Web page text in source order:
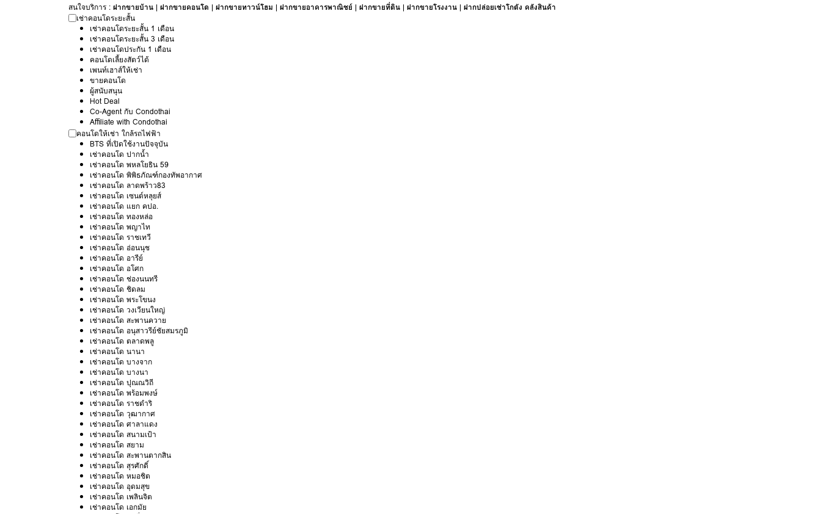
สนใจบริการ : ฝากขายบ้าน | ฝากขายคอนโด | ฝากขายทาวน์โฮม | ฝากขายอาคารพาณิชย์ | ฝากขายที่ดิน | ฝากขายโรงงาน | ฝากปล่อยเช่าโกดัง คลังสินค้า
เช่าคอนโดระยะสั้น
เช่าคอนโดระยะสั้น 1 เดือน
เช่าคอนโดระยะสั้น 3 เดือน
เช่าคอนโดประกัน 1 เดือน
คอนโดเลี้ยงสัตว์ได้
เพนท์เฮาส์ให้เช่า
ขายคอนโด
ผู้สนับสนุน
Hot Deal
Co-Agent กับ Condothai
Affiliate with Condothai
คอนโดให้เช่า ใกล้รถไฟฟ้า
BTS ที่เปิดใช้งานปัจจุบัน
เช่าคอนโด ปากน้ำ
เช่าคอนโด พหลโยธิน 59
เช่าคอนโด พิพิธภัณฑ์กองทัพอากาศ
เช่าคอนโด ลาดพร้าว83
เช่าคอนโด เซนต์หลุยส์
เช่าคอนโด แยก คปอ.
เช่าคอนโด ทองหล่อ
เช่าคอนโด พญาไท
เช่าคอนโด ราชเทวี
เช่าคอนโด อ่อนนุช
เช่าคอนโด อารีย์
เช่าคอนโด อโศก
เช่าคอนโด ช่องนนทรี
เช่าคอนโด ชิดลม
เช่าคอนโด พระโขนง
เช่าคอนโด วงเวียนใหญ่
เช่าคอนโด สะพานควาย
เช่าคอนโด อนุสาวรีย์ชัยสมรภูมิ
เช่าคอนโด ตลาดพลู
เช่าคอนโด นานา
เช่าคอนโด บางจาก
เช่าคอนโด บางนา
เช่าคอนโด ปุณณวิถี
เช่าคอนโด พร้อมพงษ์
เช่าคอนโด ราชดำริ
เช่าคอนโด วุฒากาศ
เช่าคอนโด ศาลาแดง
เช่าคอนโด สนามเป้า
เช่าคอนโด สยาม
เช่าคอนโด สะพานตากสิน
เช่าคอนโด สุรศักดิ์
เช่าคอนโด หมอชิต
เช่าคอนโด อุดมสุข
เช่าคอนโด เพลินจิต
เช่าคอนโด เอกมัย